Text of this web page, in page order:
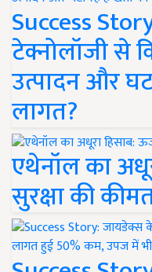
Success
टेक्नोलॉजी से
उत्पादन और
लागत?
एथेनॉल का
सुरक्षा की